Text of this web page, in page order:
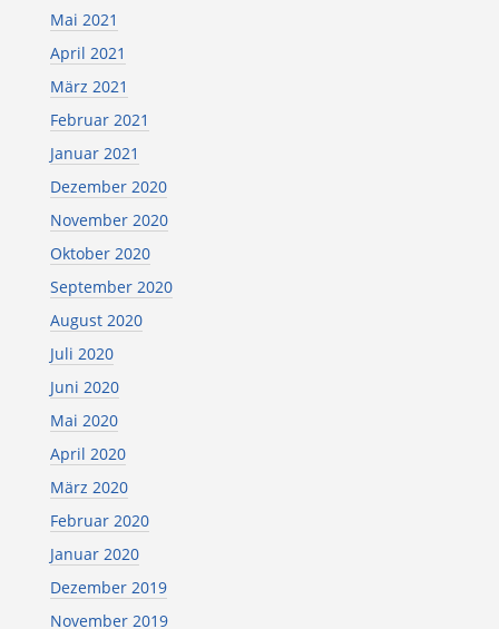
Mai 2021
April 2021
März 2021
Februar 2021
Januar 2021
Dezember 2020
November 2020
Oktober 2020
September 2020
August 2020
Juli 2020
Juni 2020
Mai 2020
April 2020
März 2020
Februar 2020
Januar 2020
Dezember 2019
November 2019